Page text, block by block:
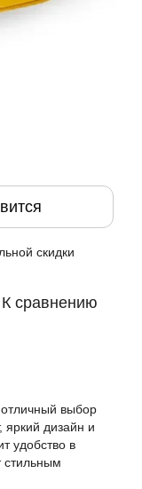
скидки
К сравнению
отличный выбор
дизайн и
удобство в
стильным